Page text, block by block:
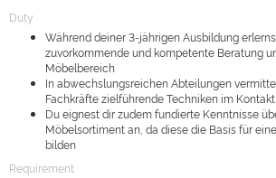
Duty
Während deiner 3-jährigen Ausbildung
zuvorkommende und kompetente Beratung
Möbelbereich
In abwechslungsreichen Abteilungen
Fachkräfte zielführende Techniken im
Du eignest dir zudem fundierte Kenntnisse
Möbelsortiment an, da diese die Basis für
bilden
Requirement